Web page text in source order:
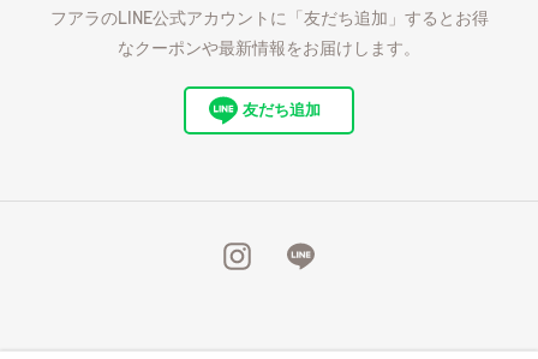
フアラのLINE公式アカウントに「友だち追加」するとお得
なクーポンや最新情報をお届けします。
友だち追加
InstagramLine